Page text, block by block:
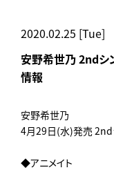
2020.02.25 [Tue]
安野希世乃 2ndシ
情報
安野希世乃
4月29日(水)発売 2nd
◆アニメイト